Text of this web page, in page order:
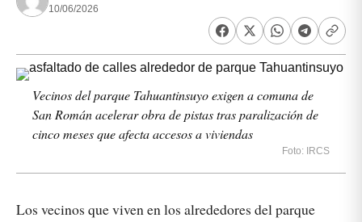
10/06/2026
Vecinos del parque Tahuantinsuyo exigen a comuna de
San Román acelerar obra de pistas tras paralización de
cinco meses que afecta accesos a viviendas
Foto: IRCS
Los vecinos que viven en los alrededores del parque